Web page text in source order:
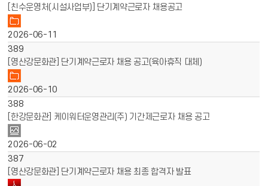
[친수운영처(시설사업부)] 단기계약근로자 채용공고
2026-06-11
389
[영산강문화관] 단기계약근로자 채용 공고(육아휴직 대체)
2026-06-10
388
[한강문화관] 케이워터운영관리(주) 기간제근로자 채용 공고
2026-06-02
387
[영산강문화관] 단기계약근로자 채용 최종 합격자 발표